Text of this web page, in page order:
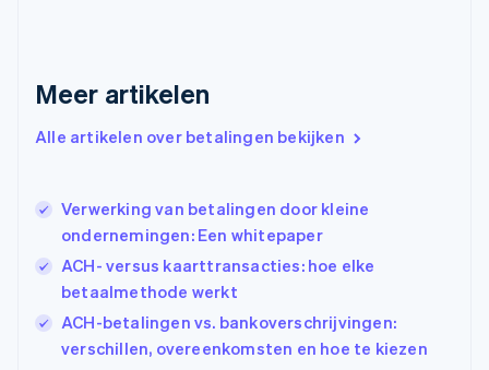
Meer artikelen
Alle artikelen over betalingen bekijken
Verwerking van betalingen door kleine
ondernemingen: Een whitepaper
ACH- versus kaarttransacties: hoe elke
betaalmethode werkt
ACH-betalingen vs. bankoverschrijvingen:
verschillen, overeenkomsten en hoe te kiezen
Hongarije
Hongkong SAR, China
English
English
Italië
ItalianoEnglish
日本語English
Kroatië